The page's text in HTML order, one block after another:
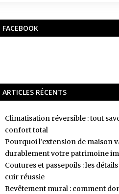
FACEBOOK
ARTICLES RÉCENTS
Climatisation réversible : tout
confort total
Pourquoi l’extension de maison
durablement votre patrimoine
Coutures et passepoils : les
cuir réussie
Revêtement mural : comment